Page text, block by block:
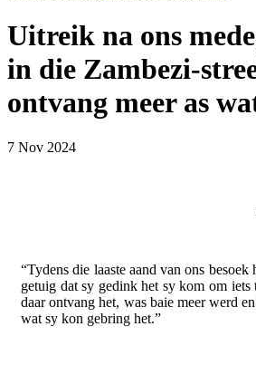
Uitreik na ons
in die Zambezi-
ontvang meer as
7 Nov 2024
“Tydens die laaste aand van ons besoek
getuig dat sy gedink het sy kom om iets
daar ontvang het, was baie meer werd
wat sy kon gebring het.”